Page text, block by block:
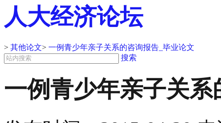
人大经济论坛
> 其他论文> 一例青少年亲子关系的咨询报告_毕业论文
搜索
一例青少年亲子关